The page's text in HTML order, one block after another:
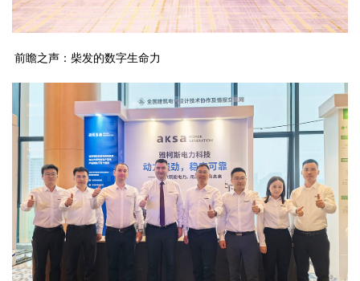
前瞻之声：柴发的数字生命力